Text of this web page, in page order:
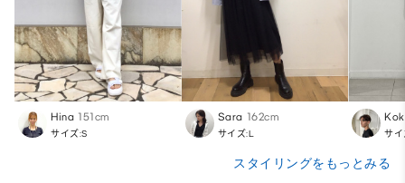
Hina 151cm
サイズ:S
Sara 162cm
サイズ:L サ
スタイリングをもっとみる